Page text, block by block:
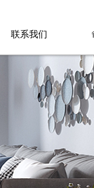
联系我们
联系我们